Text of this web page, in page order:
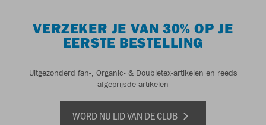
VERZEKER JE VAN 30% OP JE
EERSTE BESTELLING
Uitgezonderd fan-, Organic- & Doubletex-artikelen en reeds
afgeprijsde artikelen
WORD NU LID VAN DE CLUB